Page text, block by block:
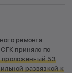
ремонта
СГК приняло по
проложенный 53
развязкой к